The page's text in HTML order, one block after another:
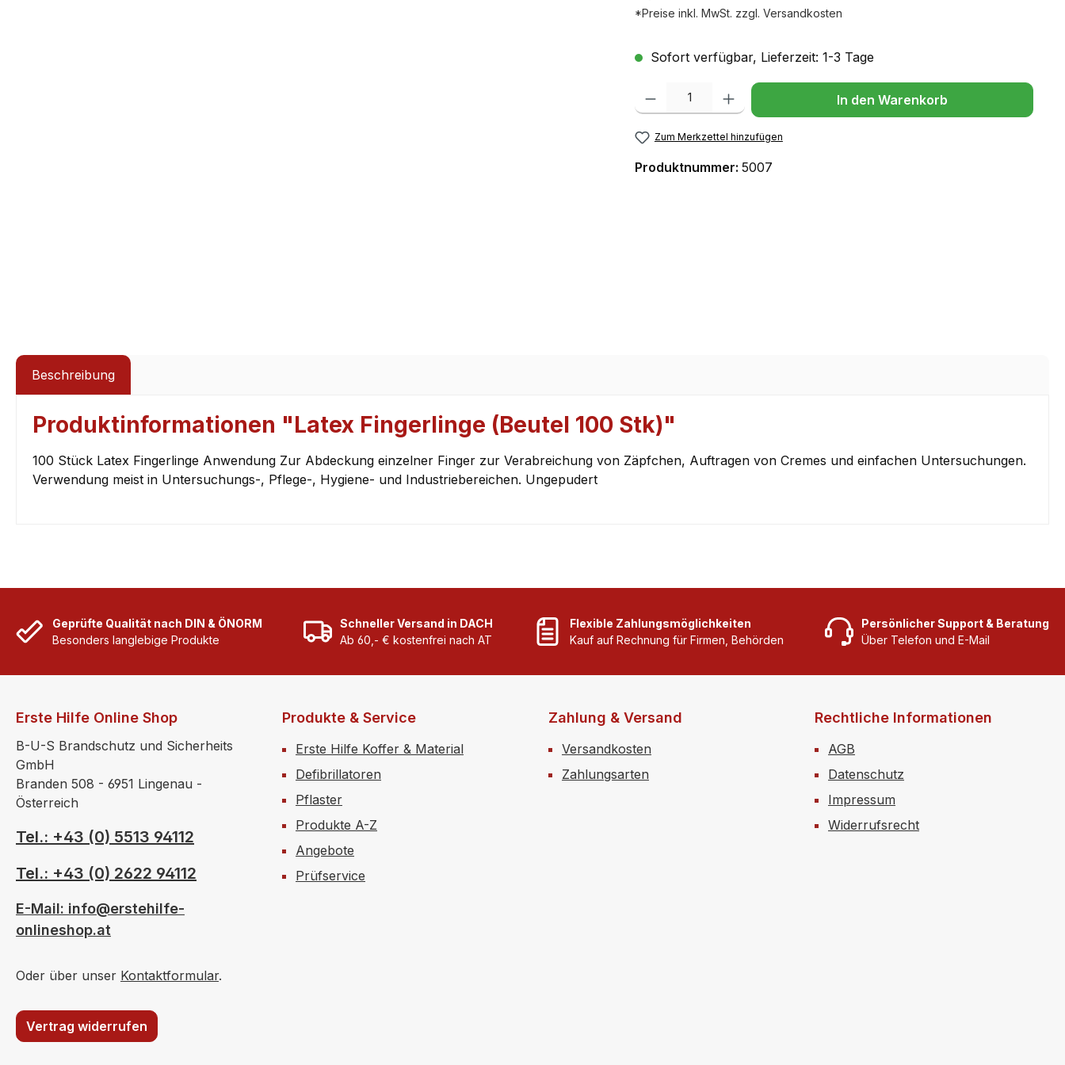
*Preise inkl. MwSt. zzgl. Versandkosten
Sofort verfügbar, Lieferzeit: 1-3 Tage
Produkt Anzahl: Gib den gewünschten Wert ein oder benutze die Schaltflächen
In den Warenkorb
Zum Merkzettel hinzufügen
Produktnummer: 5007
Beschreibung
Produktinformationen "Latex Fingerlinge (Beutel 100 Stk)"
100 Stück Latex Fingerlinge Anwendung Zur Abdeckung einzelner Finger zur Verabreichung von Zäpfchen, Auftragen von Cremes und einfachen Untersuchungen.
Verwendung meist in Untersuchungs-, Pflege-, Hygiene- und Industriebereichen. Ungepudert
Geprüfte Qualität nach DIN & ÖNORM
Besonders langlebige Produkte
Schneller Versand in DACH
Ab 60,- € kostenfrei nach AT
Flexible Zahlungsmöglichkeiten
Kauf auf Rechnung für Firmen, Behörden
Persönlicher Support & Beratung
Über Telefon und E-Mail
Erste Hilfe Online Shop
B-U-S Brandschutz und Sicherheits
GmbH
Branden 508 - 6951 Lingenau -
Österreich
Tel.: +43 (0) 5513 94112
Tel.: +43 (0) 2622 94112
E-Mail: info@erstehilfe-
onlineshop.at
Oder über unser Kontaktformular.
Vertrag widerrufen
Produkte & Service
Erste Hilfe Koffer & Material
Defibrillatoren
Pflaster
Produkte A-Z
Angebote
Prüfservice
Zahlung & Versand
Versandkosten
Zahlungsarten
Rechtliche Informationen
AGB
Datenschutz
Impressum
Widerrufsrecht